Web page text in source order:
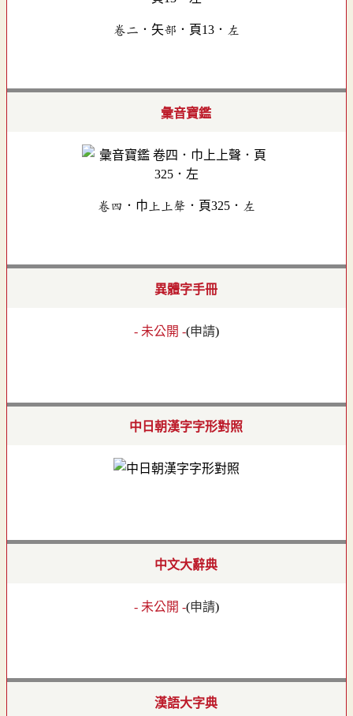
卷二．矢部．頁13．左
彙音寶鑑
卷四．巾上上聲．頁325．左
異體字手冊
- 未公開 -(申請)
中日朝漢字字形對照
中文大辭典
- 未公開 -(申請)
漢語大字典